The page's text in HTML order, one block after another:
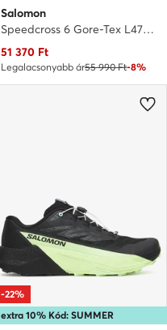
Salomon
Speedcross 6 Gore-Tex L47985500 · Futócipő
Aktuális ár
51 370 Ft
Legalacsonyabb ár55 990 Ft-8%
extra 10% Kód: SUMMER
-22%